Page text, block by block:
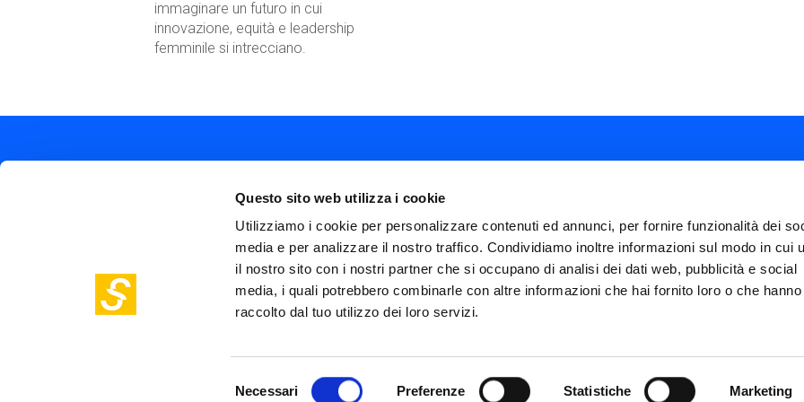
Questo sito web utilizza i cookie
Utilizziamo i cookie per personalizzare contenuti ed annunci, per fornire funzionalità dei
media e per analizzare il nostro traffico. Condividiamo inoltre informazioni sul modo in cui
il nostro sito con i nostri partner che si occupano di analisi dei dati web, pubblicità e social
media, i quali potrebbero combinarle con altre informazioni che hai fornito loro o che hanno
raccolto dal tuo utilizzo dei loro servizi.
Necessari Preferenze Statistiche Marketing
immaginare un futuro in cui
innovazione, equità e leadership
femminile si intrecciano.
info@steptothefuture.it
+39 02 33 020 088
Social
menu
Footer
policies
FAQ Termini e condizioni Privacy policy
Impostazioni cookies